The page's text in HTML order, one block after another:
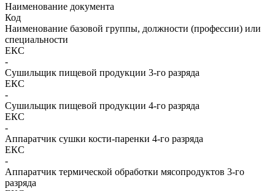
Наименование документа
Код
Наименование базовой группы, должности (профессии) или
специальности
ЕКС
-
Сушильщик пищевой продукции 3-го разряда
ЕКС
-
Сушильщик пищевой продукции 4-го разряда
ЕКС
-
Аппаратчик сушки кости-паренки 4-го разряда
ЕКС
-
Аппаратчик термической обработки мясопродуктов 3-го
разряда